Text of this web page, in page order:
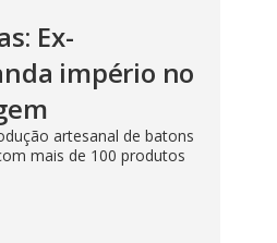
Ex-
império no
artesanal de batons
mais de 100 produtos